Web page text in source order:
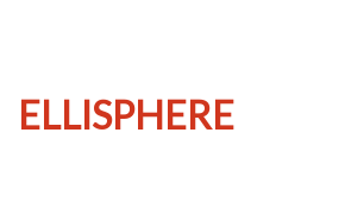
ELLISPHERE